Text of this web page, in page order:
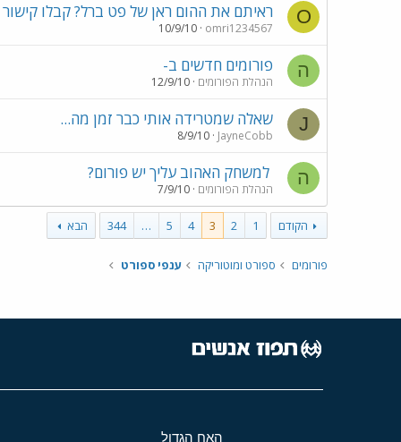
O ראיתם את ההום ראן של פט ברל? קבלו קישור
omri1234567
10/9/10
ה פורומים חדשים ב-
הנהלת הפורומים 12/9/10
J שאלה שמטרידה אותי כבר זמן מה...
JayneCobb
8/9/10
ה למשחק האהוב עליך יש פורום?
הנהלת הפורומים 7/9/10
הקודם 1
2
3
4
5
…
344 הבא
פורומים ספורט ומוטוריקה ענפי ספורט
האח הגדול